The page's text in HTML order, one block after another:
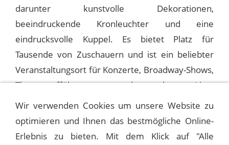
darunter kunstvolle Dekorationen,
beeindruckende Kronleuchter und eine
eindrucksvolle Kuppel. Es bietet Platz für
Tausende von Zuschauern und ist ein beliebter
Veranstaltungsort für Konzerte, Broadway-Shows,
Theateraufführungen und andere Live-
Veranstaltungen.
1988-11-26 INGLEWOOD, THE FORUM
Wir verwenden Cookies um unsere Website zu
optimieren und Ihnen das bestmögliche Online-
Erlebnis zu bieten. Mit dem Klick auf "Alle